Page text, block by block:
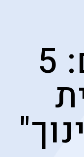
שטחיות ופופוליזם: 5